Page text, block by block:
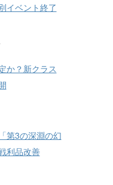
イベント終了
か？新クラス
第3の深淵の幻
利品改善